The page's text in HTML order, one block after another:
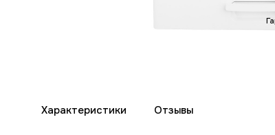
Характеристики Отзывы